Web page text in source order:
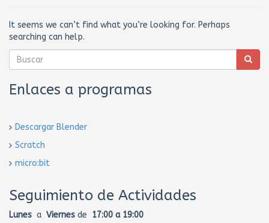
It seems we can’t find what you’re looking for. Perhaps
searching can help.
Enlaces a programas
Descargar Blender
Scratch
micro:bit
Seguimiento de Actividades
Lunes a Viernes de 17:00 a 19:00